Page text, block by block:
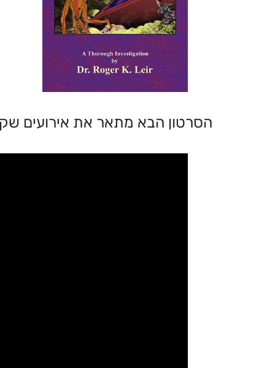
הסרטון הבא מתאר את אירועים שקדמו